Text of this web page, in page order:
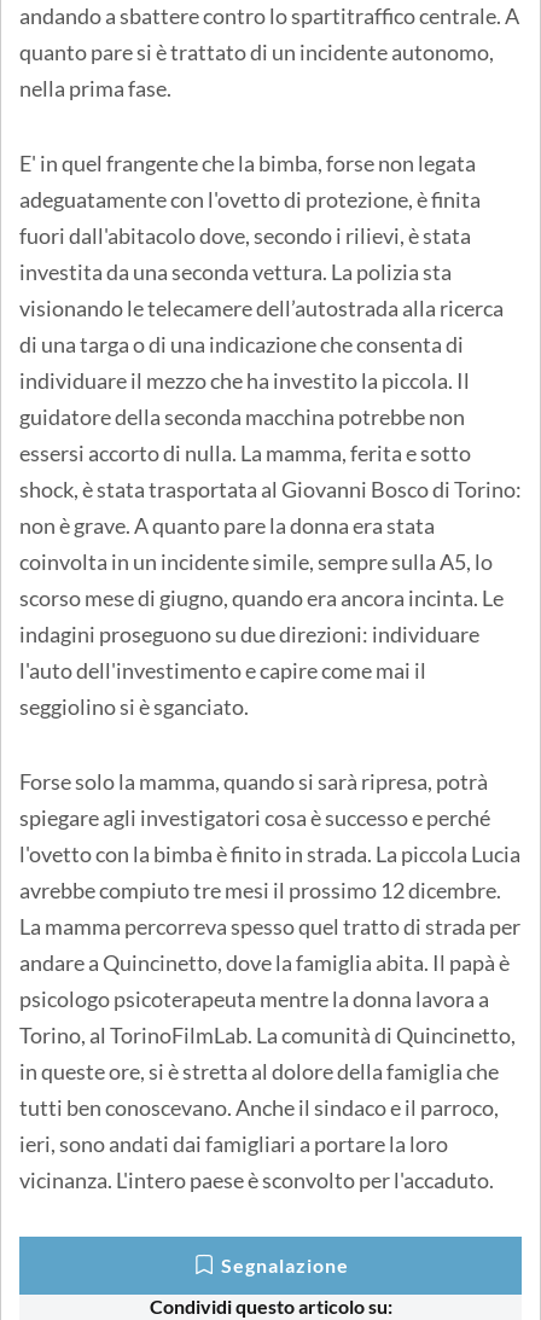
andando a sbattere contro lo spartitraffico centrale. A
quanto pare si è trattato di un incidente autonomo,
nella prima fase.
E' in quel frangente che la bimba, forse non legata
adeguatamente con l'ovetto di protezione, è finita
fuori dall'abitacolo dove, secondo i rilievi, è stata
investita da una seconda vettura. La polizia sta
visionando le telecamere dell’autostrada alla ricerca
di una targa o di una indicazione che consenta di
individuare il mezzo che ha investito la piccola. Il
guidatore della seconda macchina potrebbe non
essersi accorto di nulla. La mamma, ferita e sotto
shock, è stata trasportata al Giovanni Bosco di Torino:
non è grave. A quanto pare la donna era stata
coinvolta in un incidente simile, sempre sulla A5, lo
scorso mese di giugno, quando era ancora incinta. Le
indagini proseguono su due direzioni: individuare
l'auto dell'investimento e capire come mai il
seggiolino si è sganciato.
Forse solo la mamma, quando si sarà ripresa, potrà
spiegare agli investigatori cosa è successo e perché
l'ovetto con la bimba è finito in strada. La piccola Lucia
avrebbe compiuto tre mesi il prossimo 12 dicembre.
La mamma percorreva spesso quel tratto di strada per
andare a Quincinetto, dove la famiglia abita. Il papà è
psicologo psicoterapeuta mentre la donna lavora a
Torino, al TorinoFilmLab. La comunità di Quincinetto,
in queste ore, si è stretta al dolore della famiglia che
tutti ben conoscevano. Anche il sindaco e il parroco,
ieri, sono andati dai famigliari a portare la loro
vicinanza. L'intero paese è sconvolto per l'accaduto.
Segnalazione
Condividi questo articolo su: